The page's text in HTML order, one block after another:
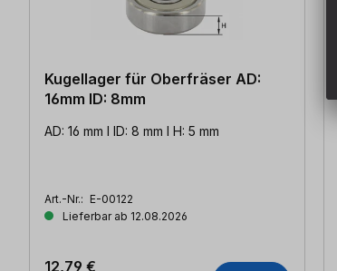
Kugellager für Oberfräser AD:
16mm ID: 8mm
AD: 16 mm l ID: 8 mm l H: 5 mm
Art.-Nr.: E-00122
Lieferbar ab 12.08.2026
12,79 €